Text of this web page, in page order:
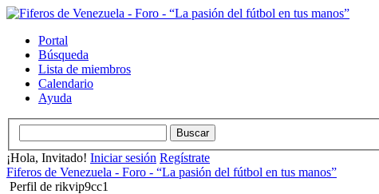
Portal
Búsqueda
Lista de miembros
Calendario
Ayuda
¡Hola, Invitado! Iniciar sesión Regístrate
Fiferos de Venezuela - Foro - “La pasión del fútbol en tus manos”
Perfil de rikvip9cc1